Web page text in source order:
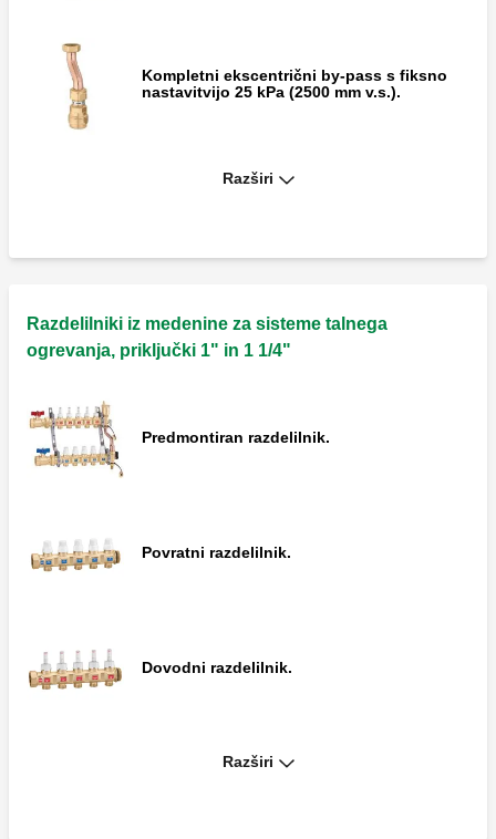
Kompletni ekscentrični by-pass s fiksno
nastavitvijo 25 kPa (2500 mm v.s.).
DARCAL, Spojka s prilagodljivim
Čep z matico za razdelilnike.
Cevni termometer.
Razširi
Razdelilniki iz medenine za sisteme talnega
ogrevanja, priključki 1" in 1 1/4"
Predmontiran razdelilnik.
Povratni razdelilnik.
Dovodni razdelilnik.
Razširi